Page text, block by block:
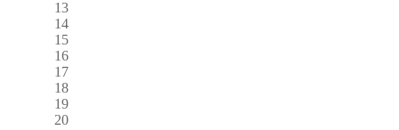
13
14
15
16
17
18
19
20